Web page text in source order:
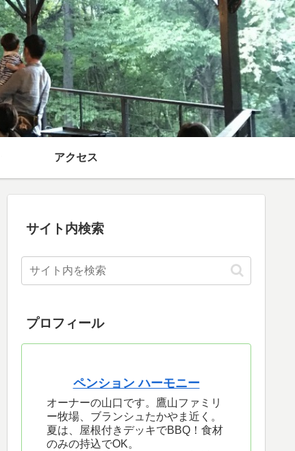
アクセス
サイト内検索
プロフィール
ペンション ハーモニー
オーナーの山口です。鷹山ファミリ
ー牧場、ブランシュたかやま近く。
夏は、屋根付きデッキでBBQ！食材
のみの持込でOK。